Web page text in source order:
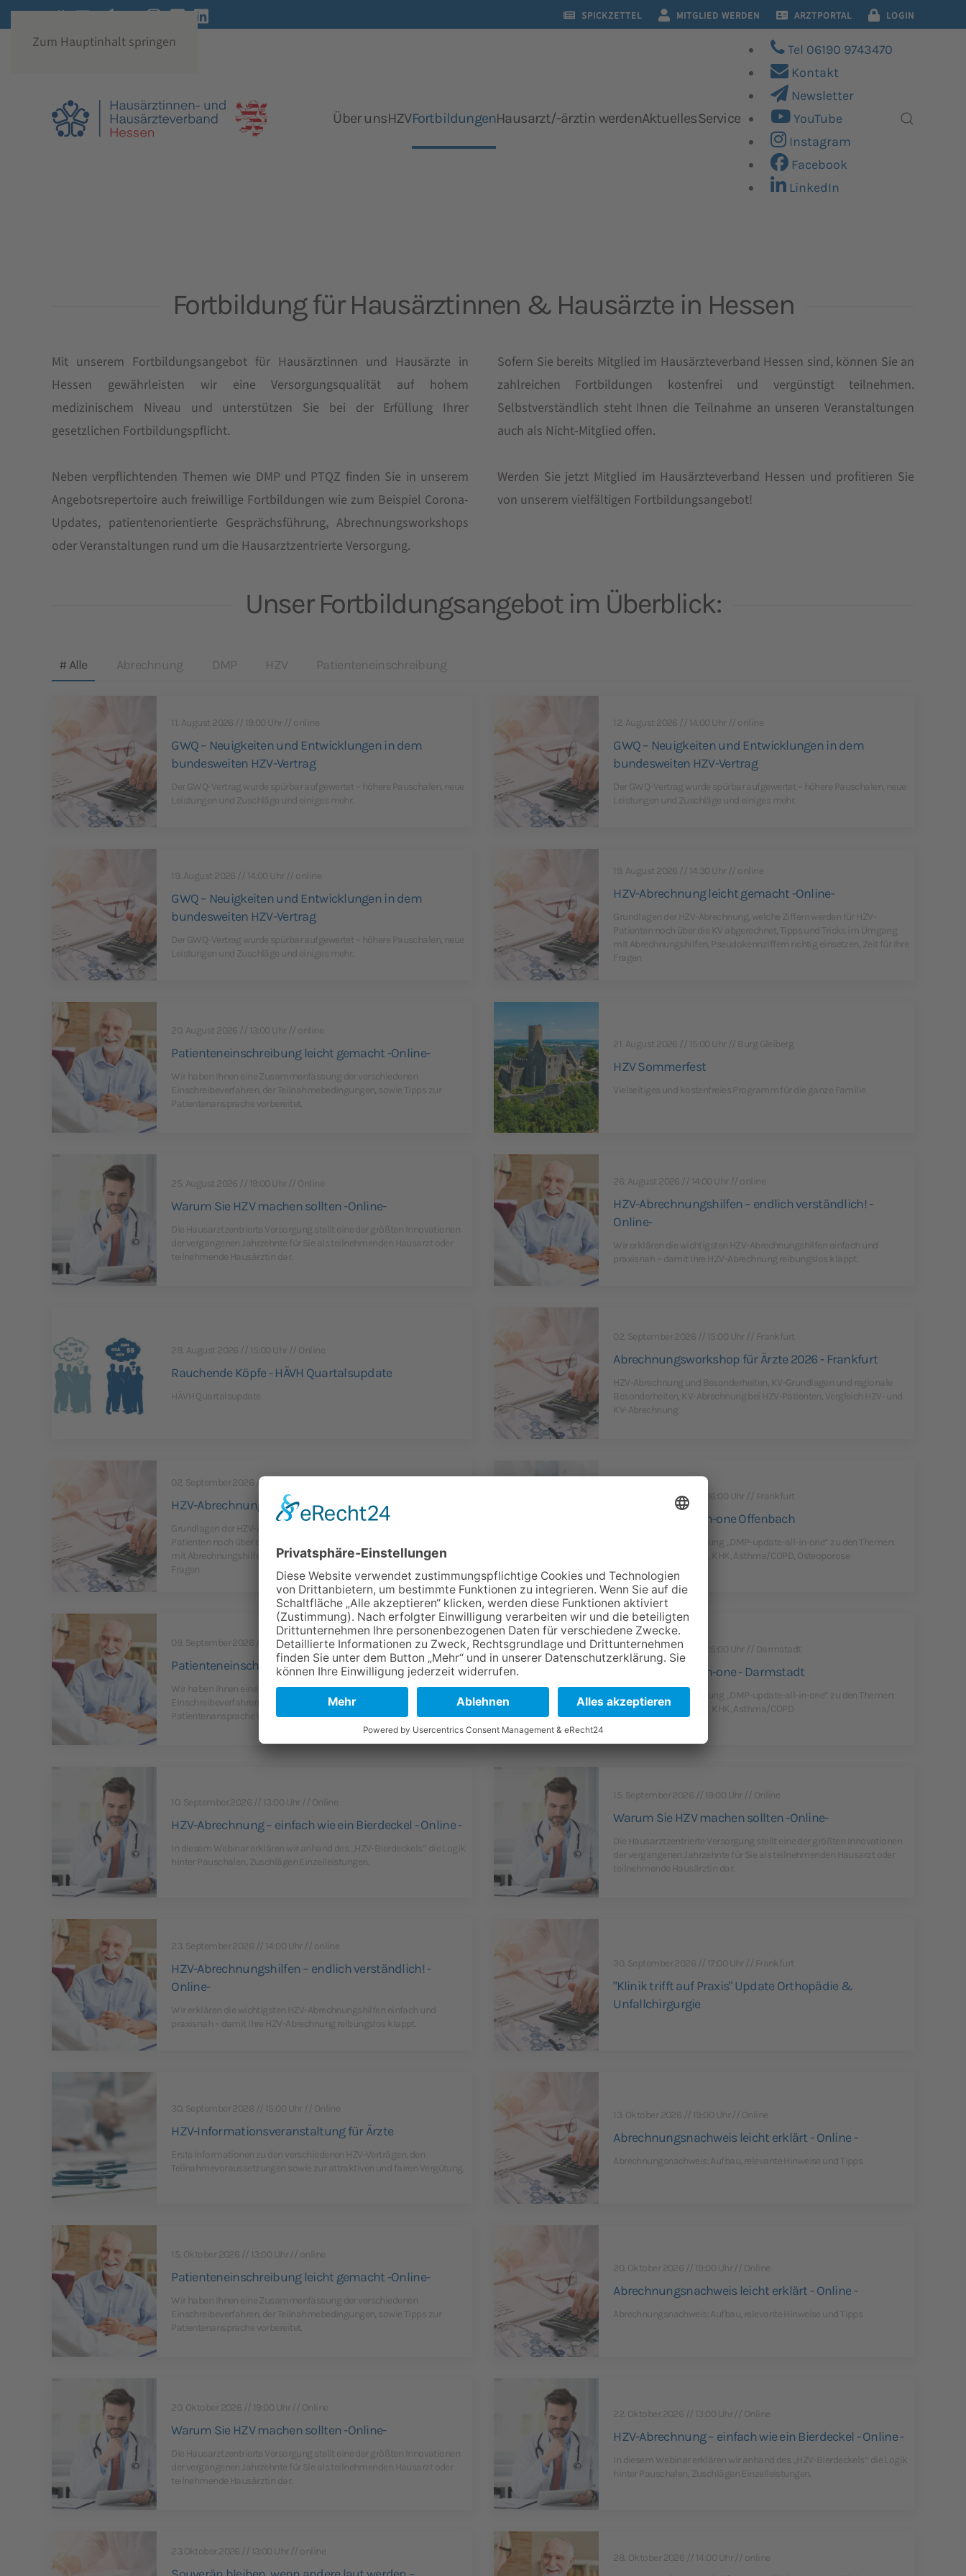
Zum Hauptinhalt springen
SPICKZETTEL MITGLIED WERDEN ARZTPORTAL LOGIN
Über unsHZVFortbildungenHausarzt/-ärztin werdenAktuellesService
Tel 06190 9743470
Kontakt
Newsletter
YouTube
Instagram
Facebook
LinkedIn
Fortbildung für Hausärztinnen & Hausärzte in Hessen
Mit unserem Fortbildungsangebot für Hausärztinnen und Hausärzte in
Hessen gewährleisten wir eine Versorgungsqualität auf hohem
medizinischem Niveau und unterstützen Sie bei der Erfüllung Ihrer
gesetzlichen Fortbildungspflicht.
Neben verpflichtenden Themen wie DMP und PTQZ finden Sie in unserem
Angebotsrepertoire auch freiwillige Fortbildungen wie zum Beispiel Corona-
Updates, patientenorientierte Gesprächsführung, Abrechnungsworkshops
oder Veranstaltungen rund um die Hausarztzentrierte Versorgung.
Sofern Sie bereits Mitglied im Hausärzteverband Hessen sind, können Sie an
zahlreichen Fortbildungen kostenfrei und vergünstigt teilnehmen.
Selbstverständlich steht Ihnen die Teilnahme an unseren Veranstaltungen
auch als Nicht-Mitglied offen.
Werden Sie jetzt Mitglied im Hausärzteverband Hessen und profitieren Sie
von unserem vielfältigen Fortbildungsangebot!
Unser Fortbildungsangebot im Überblick:
# Alle Abrechnung DMP HZV Patienteneinschreibung
11. August 2026 // 19:00 Uhr // online
GWQ – Neuigkeiten und Entwicklungen in dem
bundesweiten HZV-Vertrag
Der GWQ-Vertrag wurde spürbar aufgewertet – höhere Pauschalen, neue
Leistungen und Zuschläge und einiges mehr.
12. August 2026 // 14:00 Uhr // online
GWQ – Neuigkeiten und Entwicklungen in dem
bundesweiten HZV-Vertrag
Der GWQ-Vertrag wurde spürbar aufgewertet – höhere Pauschalen, neue
Leistungen und Zuschläge und einiges mehr.
19. August 2026 // 14:00 Uhr // online
GWQ – Neuigkeiten und Entwicklungen in dem
bundesweiten HZV-Vertrag
Der GWQ-Vertrag wurde spürbar aufgewertet – höhere Pauschalen, neue
Leistungen und Zuschläge und einiges mehr.
19. August 2026 // 14:30 Uhr // online
HZV-Abrechnung leicht gemacht -Online-
Grundlagen der HZV-Abrechnung, welche Ziffern werden für HZV-
Patienten noch über die KV abgerechnet, Tipps und Tricks im Umgang
mit Abrechnungshilfen, Pseudokennziffern richtig einsetzen, Zeit für Ihre
Fragen
20. August 2026 // 13:00 Uhr // online
Patienteneinschreibung leicht gemacht -Online-
Wir haben Ihnen eine Zusammenfassung der verschiedenen
Einschreibeverfahren, der Teilnahmebedingungen, sowie Tipps zur
Patientenansprache vorbereitet.
21. August 2026 // 15:00 Uhr // Burg Gleiberg
HZV Sommerfest
Vielseitiges und kostenfreies Programm für die ganze Familie
25. August 2026 // 19:00 Uhr // Online
Warum Sie HZV machen sollten -Online-
Die Hausarztzentrierte Versorgung stellt eine der größten Innovationen
der vergangenen Jahrzehnte für Sie als teilnehmenden Hausarzt oder
teilnehmende Hausärztin dar.
26. August 2026 // 14:00 Uhr // online
HZV-Abrechnungshilfen – endlich verständlich! -
Online-
Wir erklären die wichtigsten HZV-Abrechnungshilfen einfach und
praxisnah – damit Ihre HZV-Abrechnung reibungslos klappt.
28. August 2026 // 15:00 Uhr // Online
Rauchende Köpfe - HÄVH Quartalsupdate
HÄVH Quartalsupdate
02. September 2026 // 15:00 Uhr // Frankfurt
Abrechnungsworkshop für Ärzte 2026 - Frankfurt
HZV-Abrechnung und Besonderheiten, KV-Grundlagen und regionale
Besonderheiten, KV-Abrechnung bei HZV-Patienten, Vergleich HZV- und
KV-Abrechnung
02. September 2026 // 14:30 Uhr // Kassel
HZV-Abrechnung leicht gemacht - Kassel
Grundlagen der HZV-Abrechnung, welche Ziffern werden für HZV-
Patienten noch über die KV abgerechnet, Tipps und Tricks im Umgang
mit Abrechnungshilfen, Pseudokennziffern richtig einsetzen, Zeit für Ihre
Fragen
02. September 2026 // 16:00 Uhr // Frankfurt
DMP-update-all-in-one Offenbach
Fortbildungsveranstaltung „DMP-update-all-in-one“ zu den Themen:
Diabetes mellitus Typ 2, KHK, Asthma/COPD, Osteoporose
09. September 2026 // 14:00 Uhr // online
Patienteneinschreibung leicht gemacht -Online-
Wir haben Ihnen eine Zusammenfassung der verschiedenen
Einschreibeverfahren, der Teilnahmebedingungen, sowie Tipps zur
Patientenansprache vorbereitet.
09. September 2026 // 15:00 Uhr // Darmstadt
DMP-update-all-in-one - Darmstadt
Fortbildungsveranstaltung „DMP-update-all-in-one“ zu den Themen:
Diabetes mellitus Typ 2, KHK, Asthma/COPD
10. September.2026 // 13:00 Uhr // Online
HZV-Abrechnung – einfach wie ein Bierdeckel - Online -
In diesem Webinar erklären wir anhand des „HZV-Bierdeckels“ die Logik
hinter Pauschalen, Zuschlägen Einzelleistungen.
15. September 2026 // 19:00 Uhr // Online
Warum Sie HZV machen sollten -Online-
Die Hausarztzentrierte Versorgung stellt eine der größten Innovationen
der vergangenen Jahrzehnte für Sie als teilnehmenden Hausarzt oder
teilnehmende Hausärztin dar.
23. September 2026 // 14:00 Uhr // online
HZV-Abrechnungshilfen – endlich verständlich! -
Online-
Wir erklären die wichtigsten HZV-Abrechnungshilfen einfach und
praxisnah – damit Ihre HZV-Abrechnung reibungslos klappt.
30. September 2026 // 17:00 Uhr // Frankfurt
"Klinik trifft auf Praxis" Update Orthopädie &
Unfallchirgurgie
30. September 2026 // 15:00 Uhr // Online
HZV-Informationsveranstaltung für Ärzte
Erste Informationen zu den verschiedenen HZV-Verträgen, den
Teilnahmevoraussetzungen sowie zur attraktiven und fairen Vergütung.
13. Oktober 2026 // 19:00 Uhr // Online
Abrechnungsnachweis leicht erklärt - Online -
Abrechnungsnachweis: Aufbau, relevante Hinweise und Tipps
15. Oktober 2026 // 13:00 Uhr // online
Patienteneinschreibung leicht gemacht -Online-
Wir haben Ihnen eine Zusammenfassung der verschiedenen
Einschreibeverfahren, der Teilnahmebedingungen, sowie Tipps zur
Patientenansprache vorbereitet.
20. Oktober 2026 // 19:00 Uhr // Online
Abrechnungsnachweis leicht erklärt - Online -
Abrechnungsnachweis: Aufbau, relevante Hinweise und Tipps
20. Oktober 2026 // 19:00 Uhr // Online
Warum Sie HZV machen sollten -Online-
Die Hausarztzentrierte Versorgung stellt eine der größten Innovationen
der vergangenen Jahrzehnte für Sie als teilnehmenden Hausarzt oder
teilnehmende Hausärztin dar.
22. Oktober.2026 // 13:00 Uhr // Online
HZV-Abrechnung – einfach wie ein Bierdeckel - Online -
In diesem Webinar erklären wir anhand des „HZV-Bierdeckels“ die Logik
hinter Pauschalen, Zuschlägen Einzelleistungen.
23.Oktober.2026 // 13:00 Uhr // online
28. Oktober 2026 // 14:00 Uhr // online